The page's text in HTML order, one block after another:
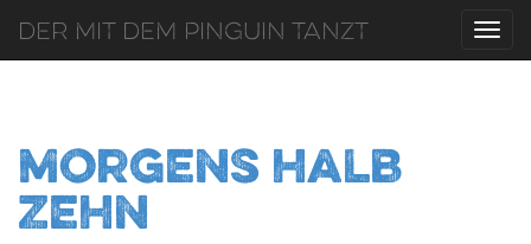
Der mit dem Pinguin tanzt
Morgens halb
zehn